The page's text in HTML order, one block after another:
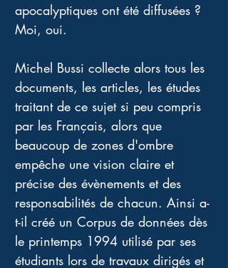
apocalyptiques ont été diffusées ?
Moi, oui.
Michel Bussi collecte alors tous les
documents, les articles, les études
traitant de ce sujet si peu compris
par les Français, alors que
beaucoup de zones d'ombre
empêche une vision claire et
précise des évènements et des
responsabilités de chacun. Ainsi a-
t-il créé un Corpus de données dès
le printemps 1994 utilisé par ses
étudiants lors de travaux dirigés et